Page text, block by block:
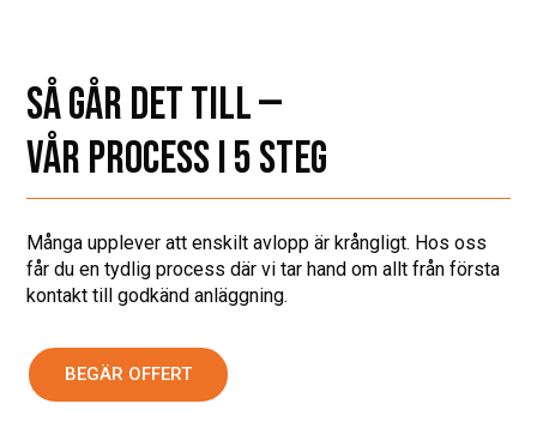
SÅ GÅR DET TILL —
VÅR PROCESS I 5 STEG
Många upplever att enskilt avlopp är krångligt. Hos oss
får du en tydlig process där vi tar hand om allt från första
kontakt till godkänd anläggning.
BEGÄR OFFERT